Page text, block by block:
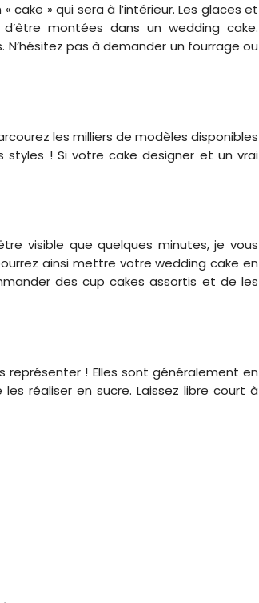
cake » qui sera à l’intérieur. Les glaces et
montées dans un wedding cake.
pas à demander un fourrage ou
les milliers de modèles disponibles
! Si votre cake designer et un vrai
visible que quelques minutes, je vous
ainsi mettre votre wedding cake en
des cup cakes assortis et de les
représenter ! Elles sont généralement en
réaliser en sucre. Laissez libre court à